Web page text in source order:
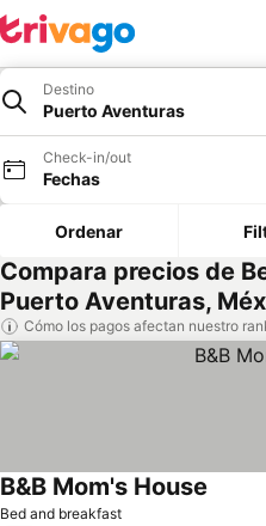
Destino
Puerto Aventuras
Check-in/out
Fechas
Ordenar
Compara precios de
Puerto Aventuras,
Cómo los pagos afectan nuestro
Bed and breakfast
B&B Mom's House